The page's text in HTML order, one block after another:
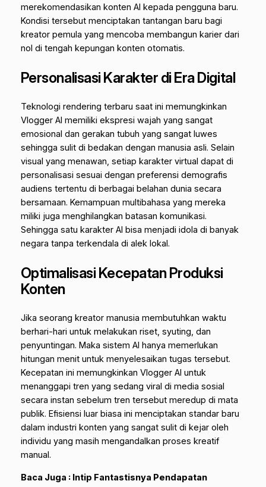
merekomendasikan konten AI kepada pengguna baru.
Kondisi tersebut menciptakan tantangan baru bagi
kreator pemula yang mencoba membangun karier dari
nol di tengah kepungan konten otomatis.
Personalisasi Karakter di Era Digital
Teknologi rendering terbaru saat ini memungkinkan
Vlogger AI memiliki ekspresi wajah yang sangat
emosional dan gerakan tubuh yang sangat luwes
sehingga sulit di bedakan dengan manusia asli. Selain
visual yang menawan, setiap karakter virtual dapat di
personalisasi sesuai dengan preferensi demografis
audiens tertentu di berbagai belahan dunia secara
bersamaan. Kemampuan multibahasa yang mereka
miliki juga menghilangkan batasan komunikasi.
Sehingga satu karakter AI bisa menjadi idola di banyak
negara tanpa terkendala di alek lokal.
Optimalisasi Kecepatan Produksi
Konten
Jika seorang kreator manusia membutuhkan waktu
berhari-hari untuk melakukan riset, syuting, dan
penyuntingan. Maka sistem AI hanya memerlukan
hitungan menit untuk menyelesaikan tugas tersebut.
Kecepatan ini memungkinkan Vlogger AI untuk
menanggapi tren yang sedang viral di media sosial
secara instan sebelum tren tersebut meredup di mata
publik. Efisiensi luar biasa ini menciptakan standar baru
dalam industri konten yang sangat sulit di kejar oleh
individu yang masih mengandalkan proses kreatif
manual.
Baca Juga : Intip Fantastisnya Pendapatan